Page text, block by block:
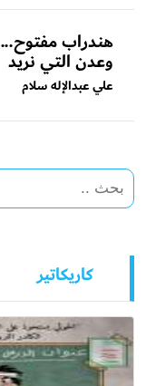
هندراب مفتوح...
وعدن التي نريد
علي عبدالإله سلام
كاريكاتير